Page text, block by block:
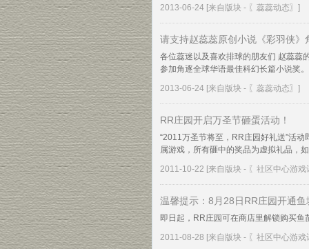
2013-06-24 [来自版块 - 〖蕊蕊动态〗 ]
请支持赵蕊蕊原创小说《彩羽侠》
各位蕊迷以及喜欢排球的朋友们 赵蕊蕊
参加角逐全球华语最佳科幻长篇小说奖
2013-06-24 [来自版块 - 〖蕊蕊动态〗 ]
RR庄园开启万圣节砸蛋活动！
“2011万圣节将至，RR庄园好礼送”活
属游戏，所有砸中的奖品为虚拟礼品，
2011-10-22 [来自版块 - 〖社区中心游
温馨提示：8月28日RR庄园开通鱼
即日起，RR庄园可在商店里解锁购买
2011-08-28 [来自版块 - 〖社区中心游